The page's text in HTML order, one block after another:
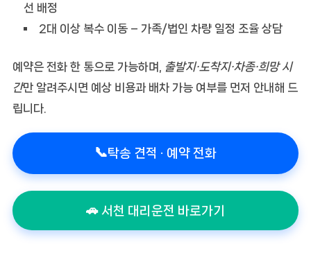
선 배정
2대 이상 복수 이동– 가족/법인 차량 일정 조율 상담
예약은 전화 한 통으로 가능하며,
출발지·도착지·차종·희망 시
간만 알려주시면 예상 비용과 배차 가능 여부를 먼저 안내해 드
립니다.
📞탁송 견적 · 예약 전화
🚗 서천 대리운전 바로가기